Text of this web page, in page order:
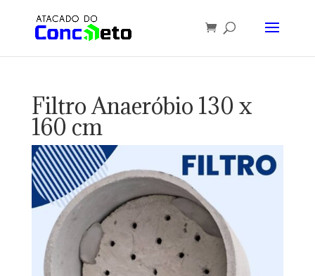
Filtro Anaeróbio 130 x
160 cm